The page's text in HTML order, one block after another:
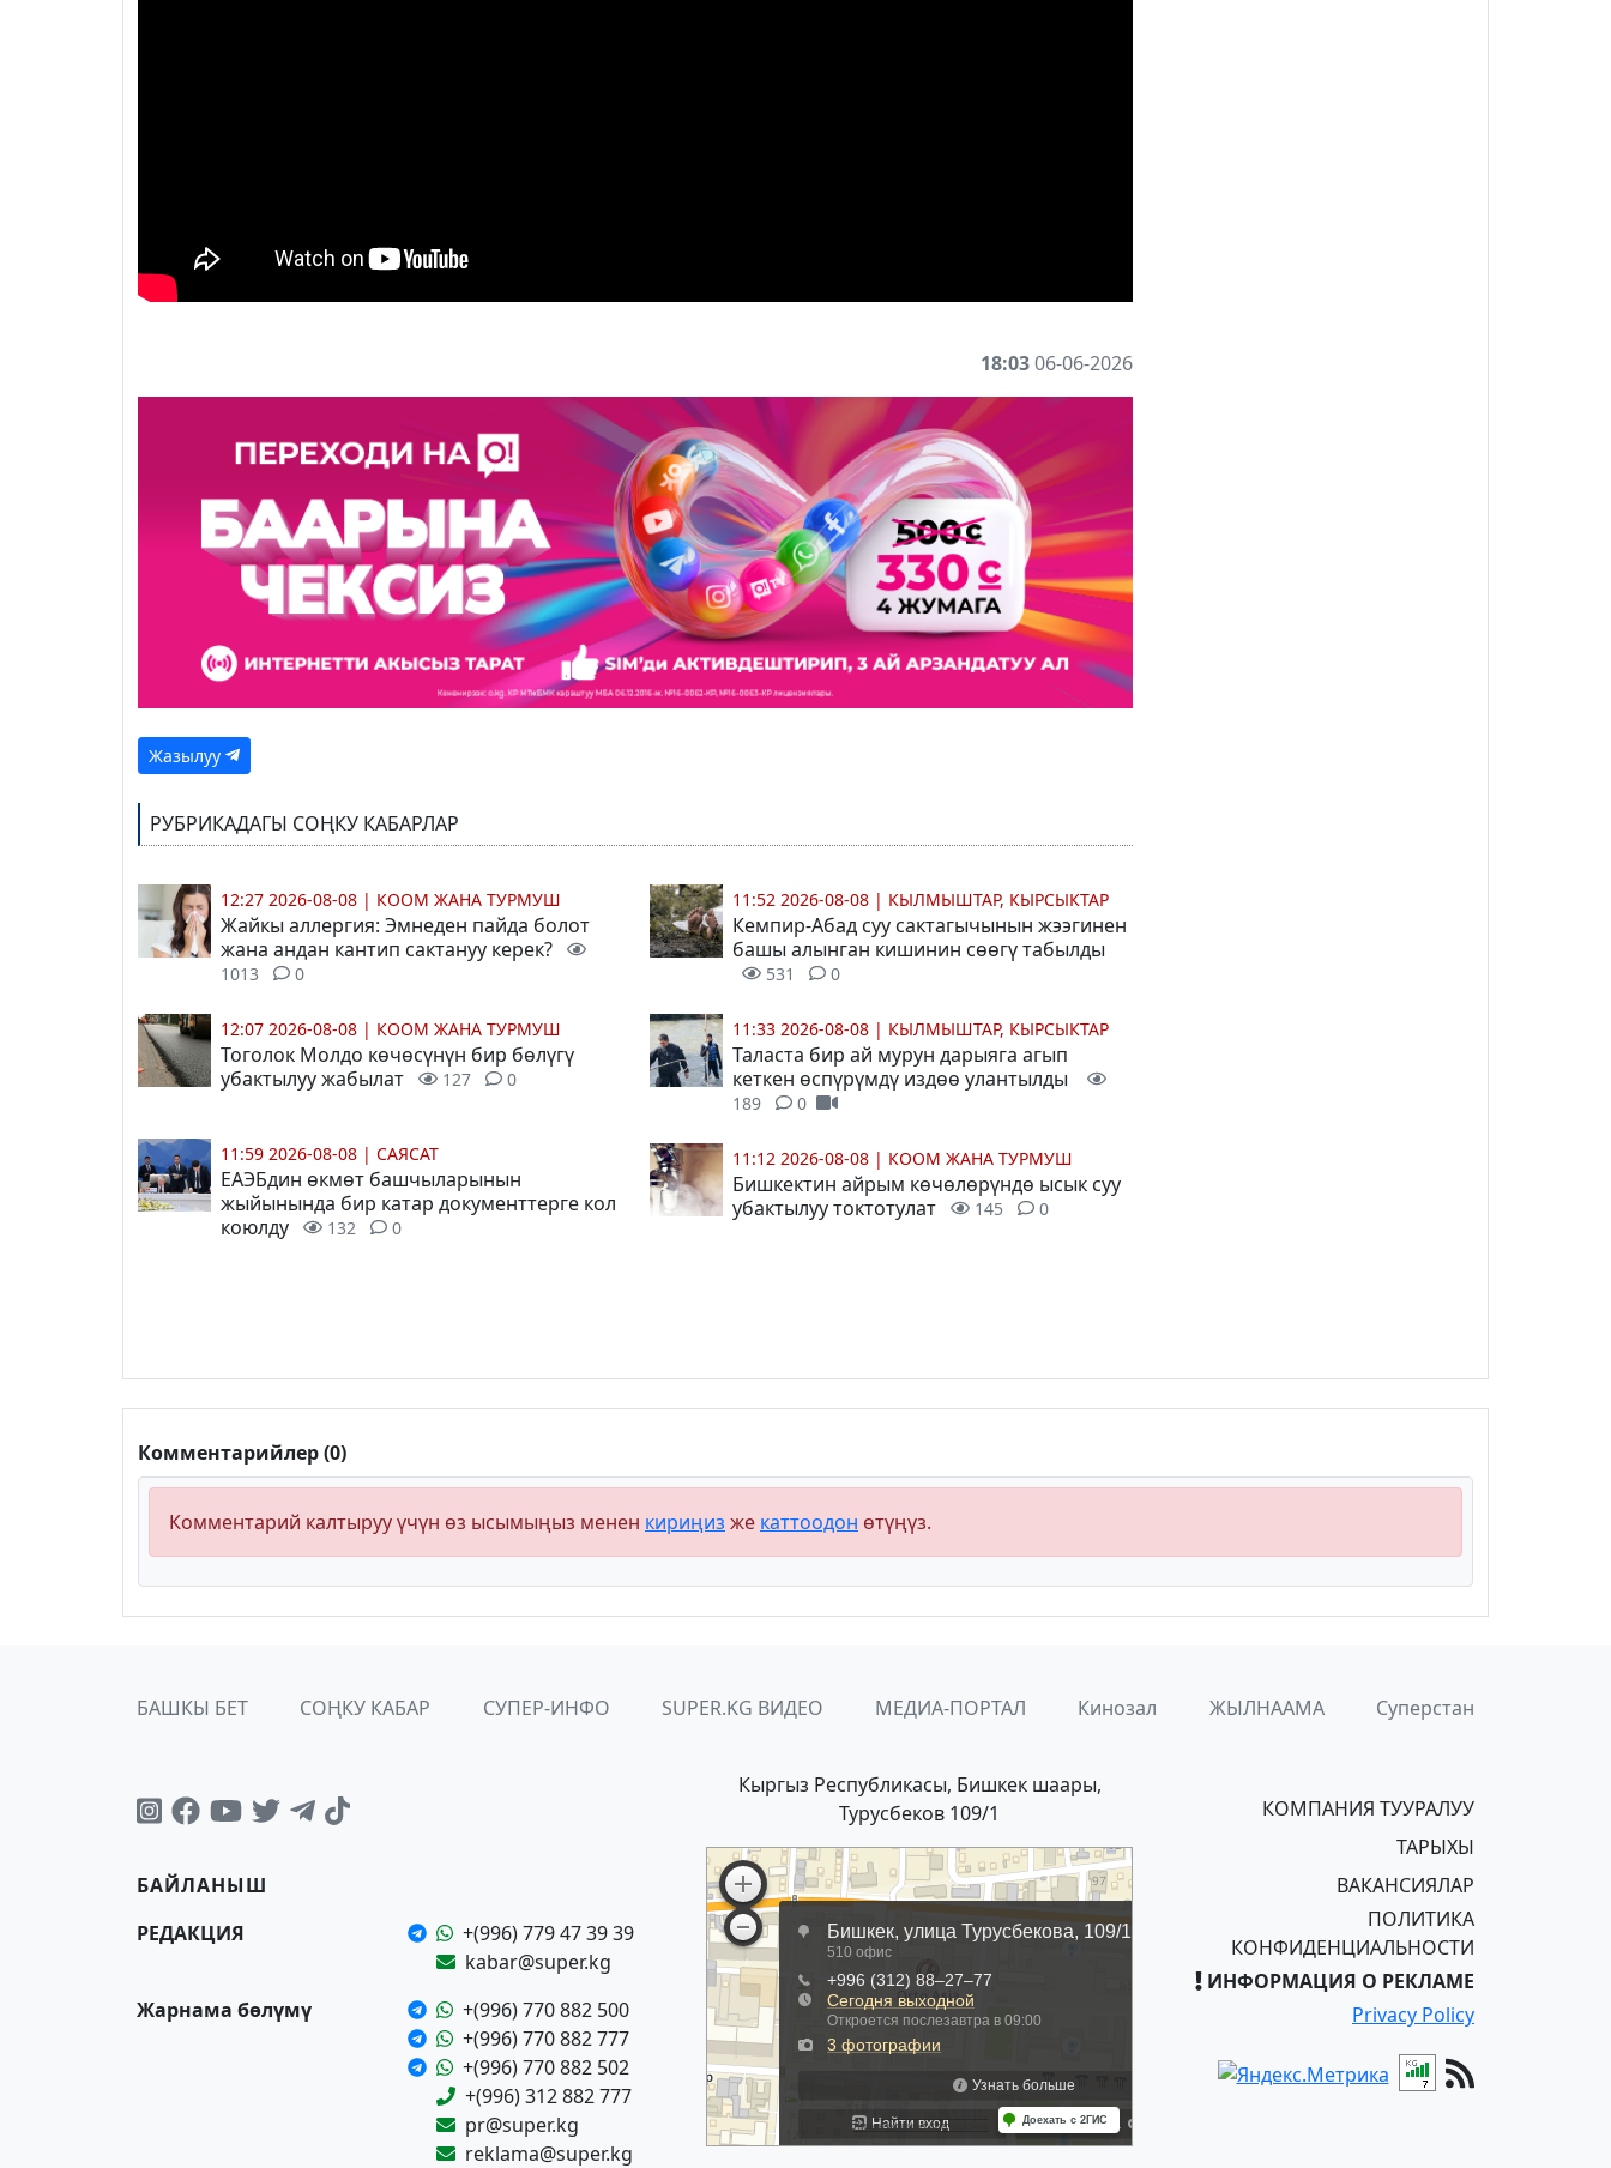
18:0306-06-2026
Жазылуу
РУБРИКАДАГЫ СОҢКУ КАБАРЛАР
12:27 2026-08-08 | КООМ ЖАНА ТУРМУШ
Жайкы аллергия: Эмнеден пайда болот
жана андан кантип сактануу керек?
1013 0
12:07 2026-08-08 | КООМ ЖАНА ТУРМУШ
Тоголок Молдо көчөсүнүн бир бөлүгү
убактылуу жабылат
127 0
11:59 2026-08-08 | САЯСАТ
ЕАЭБдин өкмөт башчыларынын
жыйынында бир катар документтерге кол
коюлду
132 0
11:52 2026-08-08 | КЫЛМЫШТАР, КЫРСЫКТАР
Кемпир-Абад суу сактагычынын жээгинен
башы алынган кишинин сөөгү табылды
531 0
11:33 2026-08-08 | КЫЛМЫШТАР, КЫРСЫКТАР
Таласта бир ай мурун дарыяга агып
кеткен өспүрүмдү издөө улантылды
189 0
11:12 2026-08-08 | КООМ ЖАНА ТУРМУШ
Бишкектин айрым көчөлөрүндө ысык суу
убактылуу токтотулат
145 0
Комментарийлер (0)
Комментарий калтыруу үчүн өз ысымыңыз менен кириңиз же каттоодон өтүңүз.
БАШКЫ БЕТ СОҢКУ КАБАР СУПЕР-ИНФО SUPER.KG ВИДЕО МЕДИА-ПОРТАЛ Кинозал ЖЫЛНААМА Суперстан
БАЙЛАНЫШ
РЕДАКЦИЯ
+(996) 779 47 39 39
kabar@super.kg
Жарнама бөлүмү
+(996) 770 882 500
+(996) 770 882 777
+(996) 770 882 502
+(996) 312 882 777
pr@super.kg
reklama@super.kg
Кыргыз Республикасы, Бишкек шаары,
Турусбеков 109/1
КОМПАНИЯ ТУУРАЛУУ
ТАРЫХЫ
ВАКАНСИЯЛАР
ПОЛИТИКА
КОНФИДЕНЦИАЛЬНОСТИ
ИНФОРМАЦИЯ О РЕКЛАМЕ
Privacy Policy